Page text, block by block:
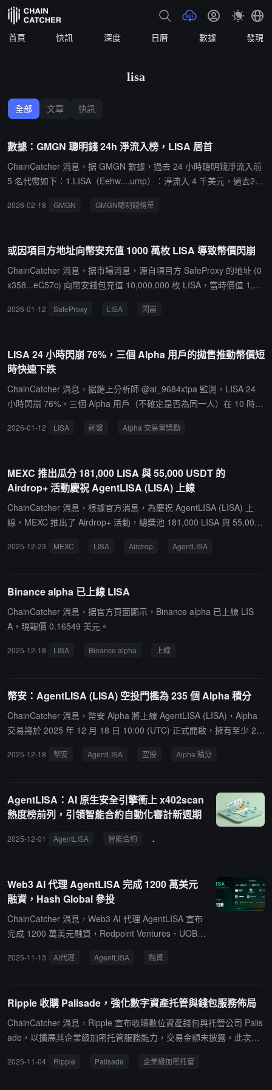
首頁 快訊 深度 日曆 數據 發現
lisa
全部 文章 快訊
數據：GMGN 聰明錢 24h 淨流入榜，LISA 居首
ChainCatcher 消息，据 GMGN 數據，過去 24 小時聰明錢淨流入前
5 名代幣如下：1.LISA（Eehw....ump）：淨流入 4 千美元，過去24
p）：淨流入 4 千美元，過去24小時漲幅 13618.3%，現報 $0.000
過去24小時漲幅 23926.1%，現報 $0.0008。5.Percolator（8PzF....
ump）：淨流入 969 美元，過去24小時漲幅 -16.9%，現報 $0.000
8。
2026-02-18 GMGN GMGN聰明錢榜單
或因項目方地址向幣安充值 1000 萬枚 LISA 導致幣價閃崩
ChainCatcher 消息，据市場消息，源自項目方 SafeProxy 的地址 (0
x358...eC57c) 向幣安錢包充值 10,000,000 枚 LISA，當時價值 1,65
價單方式完成拋售。
2026-01-12 SafeProxy LISA 閃崩
LISA 24 小時閃崩 76%，三個 Alpha 用戶的拋售推動幣價短
時快速下跌
ChainCatcher 消息，据鏈上分析師 @ai_9684xtpa 監測，LISA 24
小時閃崩 76%，三個 Alpha 用戶（不確定是否為同一人）在 10 時 2
快速下跌。交易一：10 時 22 分 28 秒拋售 39,540 美元的 LISA；交
pha 交易量獎勵，大戶砸盤後會有大量刷分用戶恐慌性拋售，導致幣
價進一步崩塌。
2026-01-12 LISA 砸盤 Alpha 交易量獎勵
MEXC 推出瓜分 181,000 LISA 與 55,000 USDT 的
Airdrop+ 活動慶祝 AgentLISA (LISA) 上線
ChainCatcher 消息，根據官方消息，為慶祝 AgentLISA (LISA) 上
線，MEXC 推出了 Airdrop+ 活動，總獎池 181,000 LISA 與 55,000
結束。據悉，MEXC 已上線 AgentLISA (LISA) 現貨與合約交易。
2025-12-23 MEXC LISA Airdrop AgentLISA
Binance alpha 已上線 LISA
ChainCatcher 消息，据官方頁面顯示，Binance alpha 已上線 LIS
A，現報價 0.16549 美元。
2025-12-18 LISA Binance alpha 上線
幣安：AgentLISA (LISA) 空投門檻為 235 個 Alpha 積分
ChainCatcher 消息，幣安 Alpha 將上線 AgentLISA (LISA)，Alpha
交易將於 2025 年 12 月 18 日 10:00 (UTC) 正式開啟，擁有至少 23
幣的空投。如果獎勵池未全部發放完畢，積分門檻將每 5 分鐘自動降
2025-12-18 幣安 AgentLISA 空投 Alpha 積分
AgentLISA：AI 原生安全引擎衝上 x402scan
熱度榜前列，引領智能合約自動化審計新週期
2025-12-01 AgentLISA 智能合約
Web3 AI 代理 AgentLISA 完成 1200 萬美元
融資，Hash Global 參投
ChainCatcher 消息，Web3 AI 代理 AgentLISA 宣布
完成 1200 萬美元融資，Redpoint Ventures、UOB V
res、Hash Global、LongHash Ventures、M23 Capi
於開發其 AI 代理安全框架，該框架旨在發現傳統掃
描器和人工審計經常忽略的複雜多步驟漏洞。
2025-11-13 AI代理 AgentLISA 融資
Ripple 收購 Palisade，強化數字資產托管與錢包服務佈局
ChainCatcher 消息，Ripple 宣布收購數位資產錢包與托管公司 Palis
ade，以擴展其企業級加密托管服務能力，交易金額未披露。此次併
Road（12.5 億美元）、Rail（2 億美元）及 GTreasury（10 億美
2025-11-04 Ripple Palisade 企業級加密托管